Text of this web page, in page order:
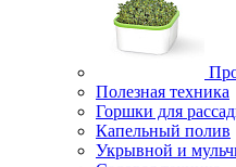
Полезная техника
Горшки для
Капельный полив
Укрывной и